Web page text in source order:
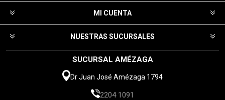
MI CUENTA
NUESTRAS SUCURSALES
SUCURSAL AMÉZAGA
Dr Juan José Amézaga 1794
2204 1091